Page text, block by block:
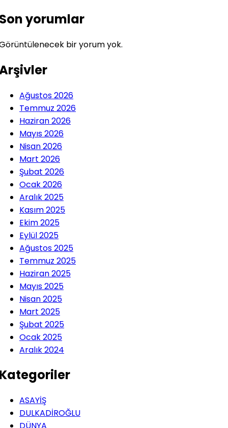
yorumlar
bir yorum yok.
Ağustos 2026
Temmuz 2026
Haziran 2026
Mayıs 2026
Nisan 2026
Mart 2026
Şubat 2026
Ocak 2026
Aralık 2025
Kasım 2025
Ekim 2025
Eylül 2025
Ağustos 2025
Temmuz 2025
Haziran 2025
Mayıs 2025
Nisan 2025
Mart 2025
Şubat 2025
Ocak 2025
Aralık 2024
ASAYİŞ
DULKADİROĞLU